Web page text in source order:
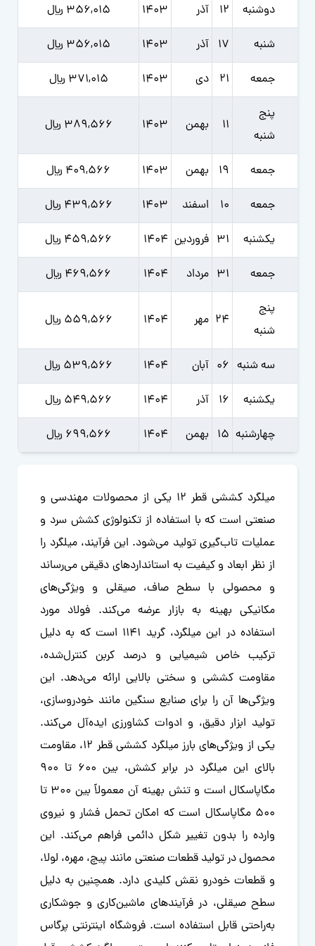
میلگرد کششی قطر 12 یکی از محصولات مهندسی و
صنعتی است که با استفاده از تکنولوژی کشش سرد و
عملیات تاب‌گیری تولید می‌شود. این فرآیند، میلگرد را
از نظر ابعاد و کیفیت به استانداردهای دقیقی می‌رساند
و محصولی با سطح صاف، صیقلی و ویژگی‌های
مکانیکی بهینه به بازار عرضه می‌کند. فولاد مورد
استفاده در این میلگرد، گرید 1141 است که به دلیل
ترکیب خاص شیمیایی و درصد کربن کنترل‌شده،
مقاومت کششی و سختی بالایی ارائه می‌دهد. این
ویژگی‌ها آن را برای صنایع سنگین مانند خودروسازی،
تولید ابزار دقیق، و ادوات کشاورزی ایده‌آل می‌کند.
یکی از ویژگی‌های بارز میلگرد کششی قطر 12، مقاومت
بالای این میلگرد در برابر کشش، بین 600 تا 900
مگاپاسکال است و تنش بهینه آن معمولاً بین 300 تا
500 مگاپاسکال است که امکان تحمل فشار و نیروی
وارده را بدون تغییر شکل دائمی فراهم می‌کند. این
محصول در تولید قطعات صنعتی مانند پیچ، مهره، لولا،
و قطعات خودرو نقش کلیدی دارد. همچنین به دلیل
سطح صیقلی، در فرآیندهای ماشین‌کاری و جوشکاری
به‌راحتی قابل استفاده است. فروشگاه اینترنتی پرگاس
دوشنبه 12 آذر 1403 356,015 ﷼
شنبه 17 آذر 1403 356,015 ﷼
جمعه 21 دی 1403 371,015 ﷼
پنج
شنبه
11 بهمن 1403 389,566 ﷼
جمعه 19 بهمن 1403 409,566 ﷼
جمعه 10 اسفند 1403 439,566 ﷼
یکشنبه 31 فروردين 1404 459,566 ﷼
جمعه 31 مرداد 1404 469,566 ﷼
پنج
شنبه
24 مهر 1404 559,566 ﷼
سه شنبه 06 آبان 1404 539,566 ﷼
یکشنبه 16 آذر 1404 549,566 ﷼
چهارشنبه 15 بهمن 1404 699,566 ﷼